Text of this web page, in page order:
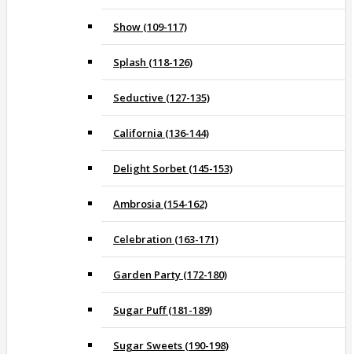
Show (109-117)
Splash (118-126)
Seductive (127-135)
California (136-144)
Delight Sorbet (145-153)
Ambrosia (154-162)
Celebration (163-171)
Garden Party (172-180)
Sugar Puff (181-189)
Sugar Sweets (190-198)